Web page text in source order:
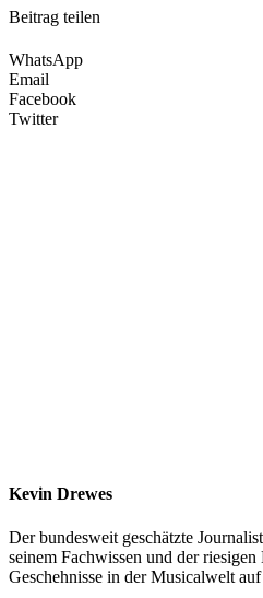
Beitrag teilen
WhatsApp
Email
Facebook
Twitter
Kevin Drewes
Der bundesweit geschätzte
seinem Fachwissen und der
Geschehnisse in der Musicalwelt